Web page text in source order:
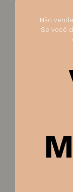
Não
Se você